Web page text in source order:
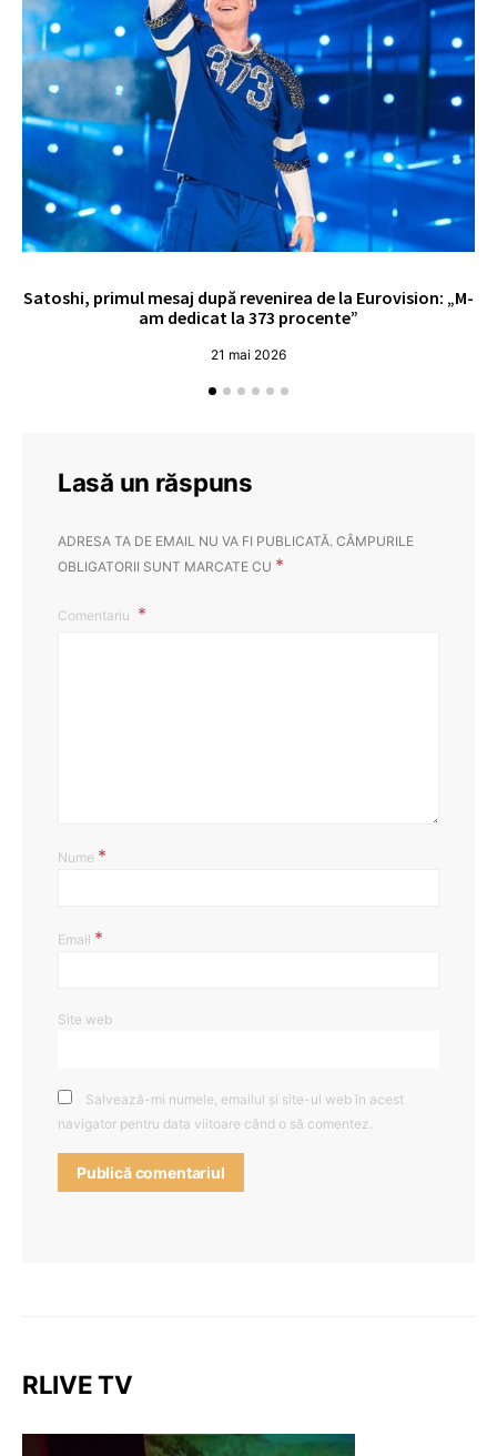
Satoshi, primul mesaj după revenirea de la Eurovision: „M-
am dedicat la 373 procente”
21 mai 2026
Lasă un răspuns
ADRESA TA DE EMAIL NU VA FI PUBLICATĂ. CÂMPURILE
OBLIGATORII SUNT MARCATE CU *
Comentariu
Nume *
Email *
Site web
Salvează-mi numele, emailul și site-ul web în acest
navigator pentru data viitoare când o să comentez.
RLIVE TV